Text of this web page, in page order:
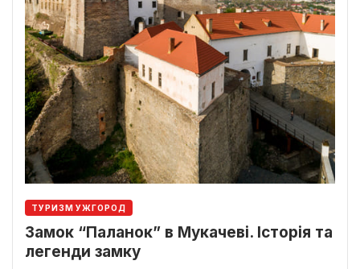
ТУРИЗМ УЖГОРОД
Замок “Паланок” в Мукачеві. Історія та
легенди замку